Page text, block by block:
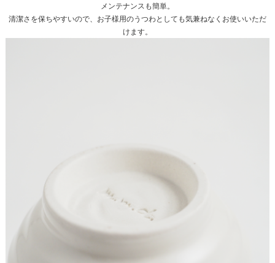
メンテナンスも簡単。
清潔さを保ちやすいので、お子様用のうつわとしても気兼ねなくお使いいただ
けます。